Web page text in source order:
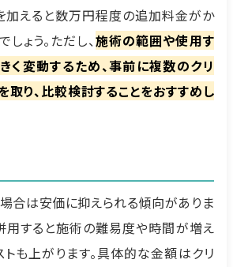
加えると数万円程度の追加料金がか
ょう。ただし、施術の範囲や使用す
く変動するため、事前に複数のクリ
取り、比較検討することをおすすめし
合は安価に抑えられる傾向がありま
用すると施術の難易度や時間が増え
トも上がります。具体的な金額はクリ